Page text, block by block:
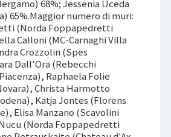
68%; Jessenia Uceda
65%.Maggior numero di muri:
(Norda Foppapedretti
Calloni (MC-Carnaghi Villa
Crozzolin (Spes
Dall'Ora (Rebecchi
Raphaela Folie
Christa Harmotto
Katja Jontes (Florens
Elisa Manzano (Scavolini
(Norda Foppapedretti